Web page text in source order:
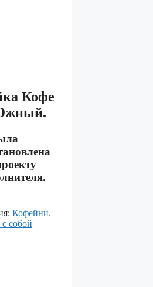
Кофе
Кофейни.
собой